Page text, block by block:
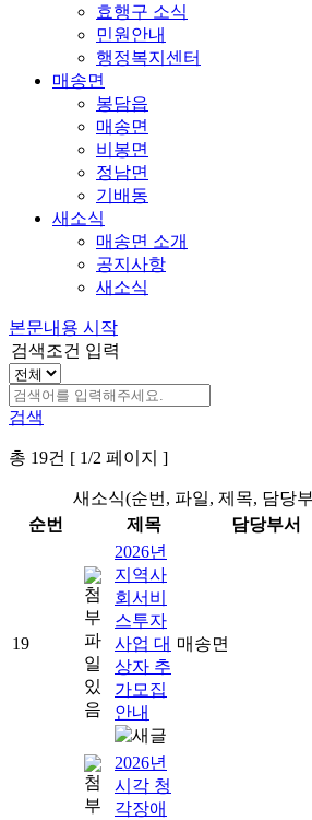
효행구 소식
민원안내
행정복지센터
매송면
봉담읍
매송면
비봉면
정남면
기배동
새소식
매송면 소개
공지사항
새소식
본문내용 시작
검색조건 입력
검색
총 19건 [ 1/2 페이지 ]
새소식(순번, 파일, 제목, 담당
순번
제목 담당부서
19
2026년
지역사
회서비
스투자
사업 대
상자 추
가모집
안내
매송면
2026년
시각 청
각장애